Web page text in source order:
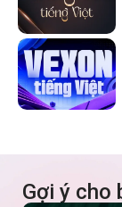
Gợi ý cho